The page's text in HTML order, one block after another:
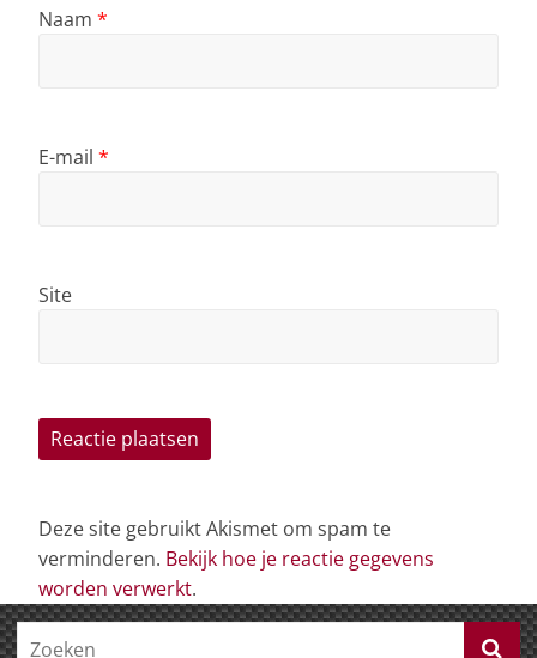
Naam *
E-mail *
Site
Deze site gebruikt Akismet om spam te
verminderen. Bekijk hoe je reactie gegevens
worden verwerkt.